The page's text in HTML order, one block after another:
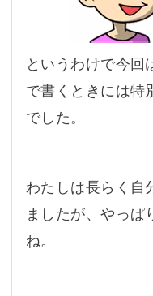
というわけで今回
で書くときには特
でした。
わたしは長らく自
ましたが、やっぱ
ね。